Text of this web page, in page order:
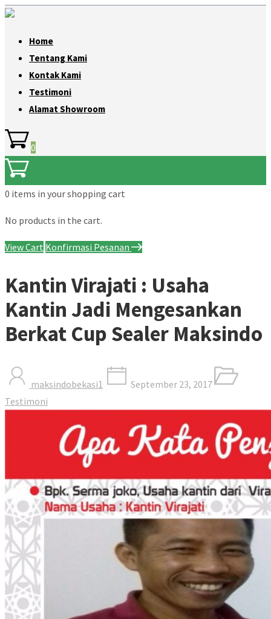
Home
Tentang Kami
Kontak Kami
Testimoni
Alamat Showroom
0
0 items in your shopping cart
No products in the cart.
View Cart Konfirmasi Pesanan
Kantin Virajati : Usaha
Kantin Jadi Mengesankan
Berkat Cup Sealer Maksindo
maksindobekasi1
September 23, 2017
Testimoni